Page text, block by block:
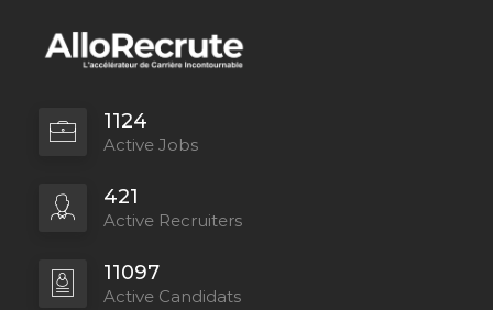
1124
Active Jobs
421
Active Recruiters
11097
Active Candidats